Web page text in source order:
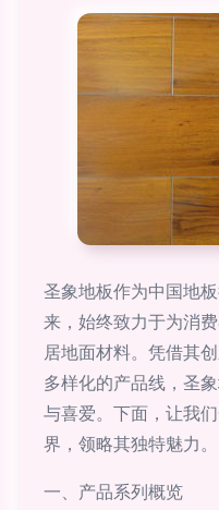
圣象地板作为中国地
来，始终致力于为消
居地面材料。凭借其
多样化的产品线，圣
与喜爱。下面，让我
界，领略其独特魅力。
一、产品系列概览